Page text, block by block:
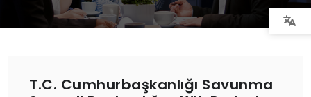
T.C. Cumhurbaşkanlığı Savunma